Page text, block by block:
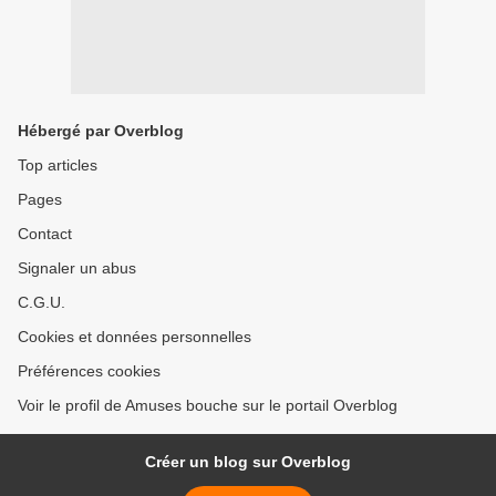
Hébergé par Overblog
Top articles
Pages
Contact
Signaler un abus
C.G.U.
Cookies et données personnelles
Préférences cookies
Voir le profil de Amuses bouche sur le portail Overblog
Créer un blog sur Overblog